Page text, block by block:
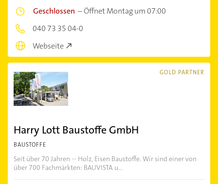
Geschlossen –Öffnet Montag um 07:00
040 73 35 04-0
Webseite
GOLD PARTNER
Harry Lott Baustoffe GmbH
BAUSTOFFE
Seit über 70 Jahren -- Holz, Eisen Baustoffe. Wir sind einer von
über 700 Fachmärkten: BAUVISTA u...